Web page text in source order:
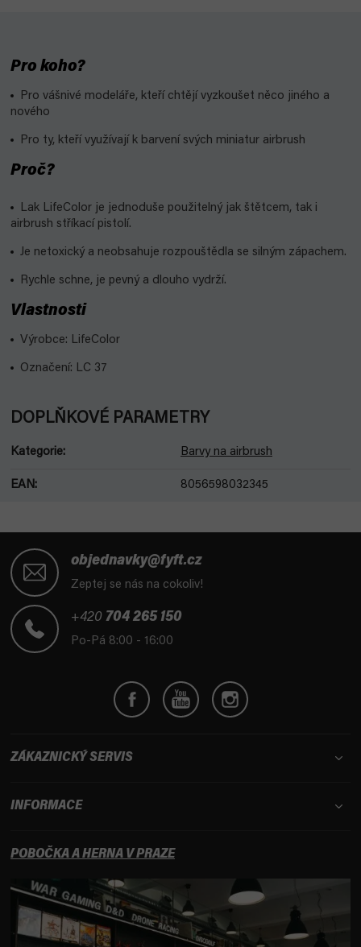
Pro koho?
Pro vášnivé modeláře, kteří chtějí vyzkoušet něco jiného a
nového
Pro ty, kteří využívají k barvení svých miniatur airbrush
Proč?
Lak LifeColor je jednoduše použitelný jak štětcem, tak i
airbrush stříkací pistolí.
Je netoxický a neobsahuje rozpouštědla se silným zápachem.
Rychle schne, je pevný a dlouho vydrží.
Vlastnosti
Výrobce: LifeColor
Označení: LC 37
DOPLŇKOVÉ PARAMETRY
Kategorie: Barvy na airbrush
EAN: 8056598032345
objednavky@fyft.cz
Zeptej se nás na cokoliv!
+420 704 265 150
Po-Pá 8:00 - 16:00
ZÁKAZNICKÝ SERVIS
INFORMACE
POBOČKA A HERNA V PRAZE